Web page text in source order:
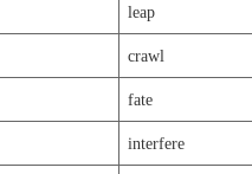
leap
crawl
fate
interfere